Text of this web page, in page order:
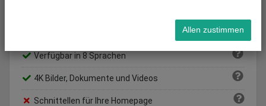
Verfügbar in 8 Sprachen
4K Bilder, Dokumente und Videos
Schnittellen für Ihre Homepage
Allen zustimmen